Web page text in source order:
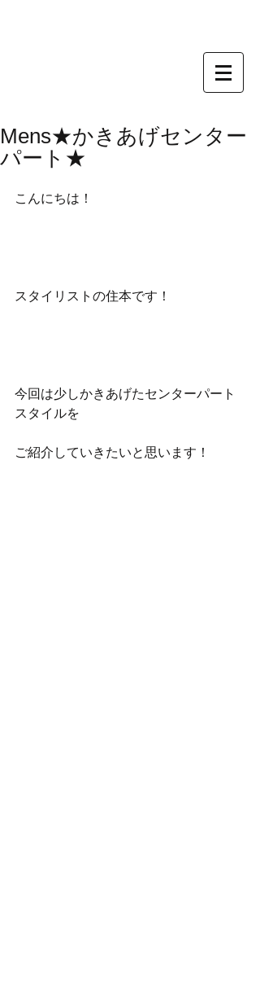
Mens★かきあげセンター
パート★
こんにちは！
スタイリストの住本です！
今回は少しかきあげたセンターパート
スタイルを
ご紹介していきたいと思います！